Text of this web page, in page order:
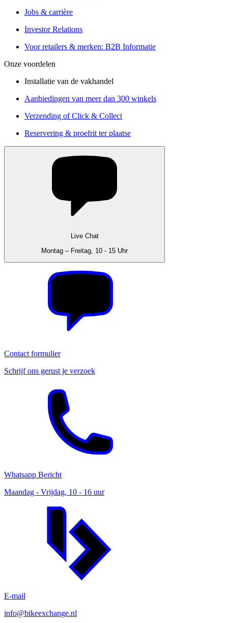
Jobs & carrière
Investor Relations
Voor retailers & merken: B2B Informatie
Onze voordelen
Installatie van de vakhandel
Aanbiedingen van meer dan 300 winkels
Verzending of Click & Collect
Reservering & proefrit ter plaatse
Live Chat
Montag – Freitag, 10 - 15 Uhr
Contact formulier
Schrijf ons gerust je verzoek
Whatsapp Bericht
Maandag - Vrijdag, 10 - 16 uur
E-mail
info@bikeexchange.nl